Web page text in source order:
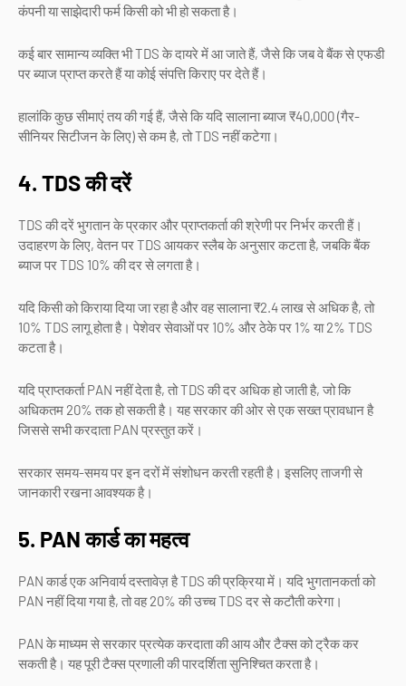
कंपनी या साझेदारी फर्म किसी को भी हो सकता है।
कई बार सामान्य व्यक्ति भी TDS के दायरे में आ जाते हैं, जैसे कि जब वे बैंक से एफडी
पर ब्याज प्राप्त करते हैं या कोई संपत्ति किराए पर देते हैं।
हालांकि कुछ सीमाएं तय की गई हैं, जैसे कि यदि सालाना ब्याज ₹40,000 (गैर-
सीनियर सिटीजन के लिए) से कम है, तो TDS नहीं कटेगा।
4. TDS की दरें
TDS की दरें भुगतान के प्रकार और प्राप्तकर्ता की श्रेणी पर निर्भर करती हैं।
उदाहरण के लिए, वेतन पर TDS आयकर स्लैब के अनुसार कटता है, जबकि बैंक
ब्याज पर TDS 10% की दर से लगता है।
यदि किसी को किराया दिया जा रहा है और वह सालाना ₹2.4 लाख से अधिक है, तो
10% TDS लागू होता है। पेशेवर सेवाओं पर 10% और ठेके पर 1% या 2% TDS
कटता है।
यदि प्राप्तकर्ता PAN नहीं देता है, तो TDS की दर अधिक हो जाती है, जो कि
अधिकतम 20% तक हो सकती है। यह सरकार की ओर से एक सख्त प्रावधान है
जिससे सभी करदाता PAN प्रस्तुत करें।
सरकार समय-समय पर इन दरों में संशोधन करती रहती है। इसलिए ताजगी से
जानकारी रखना आवश्यक है।
5. PAN कार्ड का महत्व
PAN कार्ड एक अनिवार्य दस्तावेज़ है TDS की प्रक्रिया में। यदि भुगतानकर्ता को
PAN नहीं दिया गया है, तो वह 20% की उच्च TDS दर से कटौती करेगा।
PAN के माध्यम से सरकार प्रत्येक करदाता की आय और टैक्स को ट्रैक कर
सकती है। यह पूरी टैक्स प्रणाली की पारदर्शिता सुनिश्चित करता है।